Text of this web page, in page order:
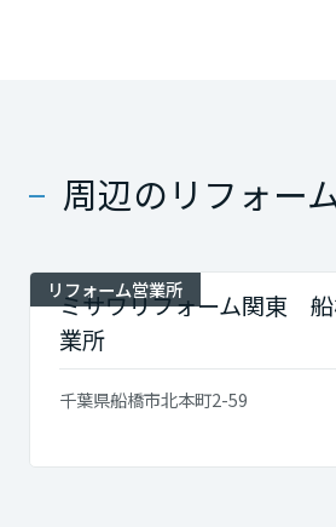
周辺のリフォー
リフォーム営業所
ミサワリフォーム関東
業所
千葉県船橋市北本町2-59